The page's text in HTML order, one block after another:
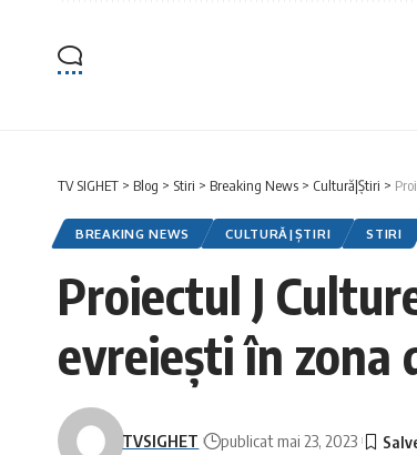
TV SIGHET > Blog > Stiri > Breaking News > Cultură|Știri >
BREAKING NEWS CULTURĂ|ȘTIRI STIRI
Proiectul J
evreiești în zona
TVSIGHET publicat mai 23, 2023